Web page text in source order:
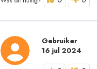
Gebruiker
16 jul 2024